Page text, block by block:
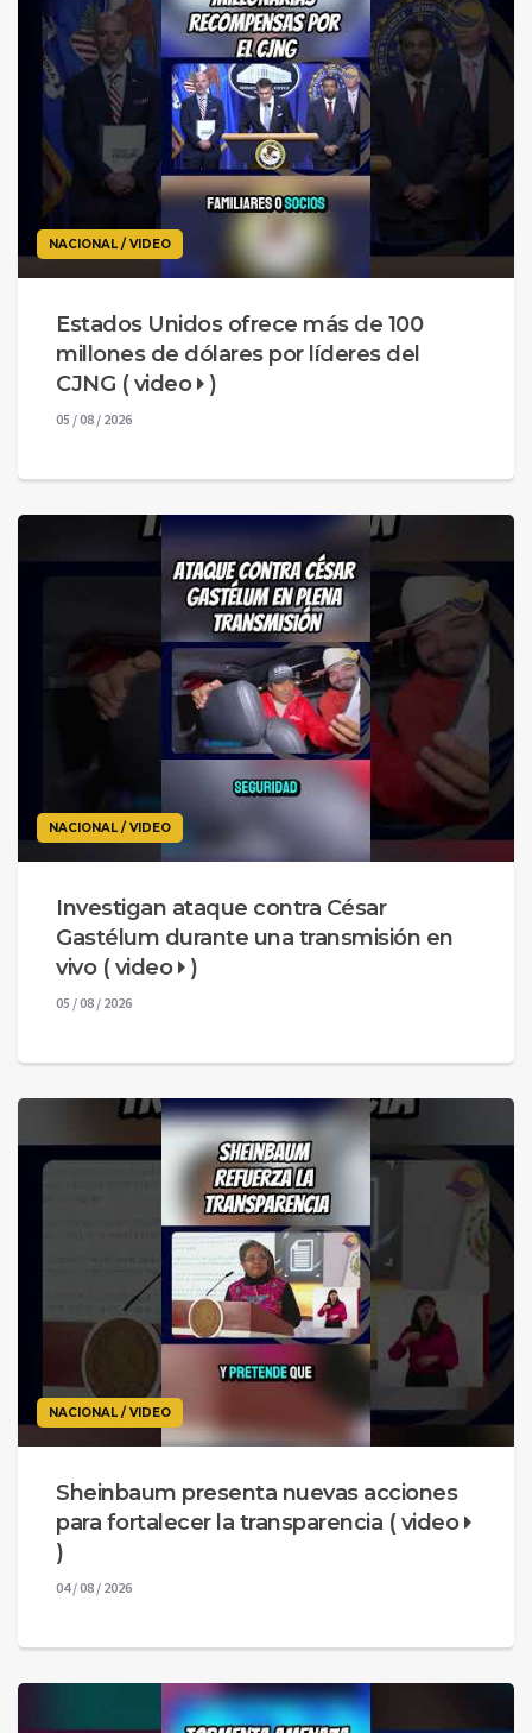
NACIONAL / VIDEO
Estados Unidos ofrece más de 100
millones de dólares por líderes del
CJNG ( video )
05 / 08 / 2026
NACIONAL / VIDEO
Investigan ataque contra César
Gastélum durante una transmisión en
vivo ( video )
05 / 08 / 2026
NACIONAL / VIDEO
Sheinbaum presenta nuevas acciones
para fortalecer la transparencia ( video
)
04 / 08 / 2026